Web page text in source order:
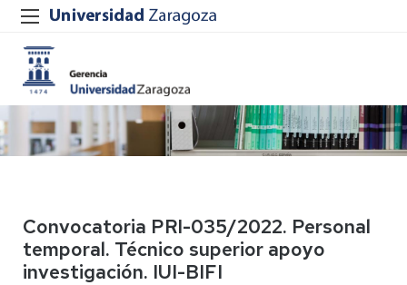
Convocatoria PRI-035/2022. Personal
temporal. Técnico superior apoyo
investigación. IUI-BIFI